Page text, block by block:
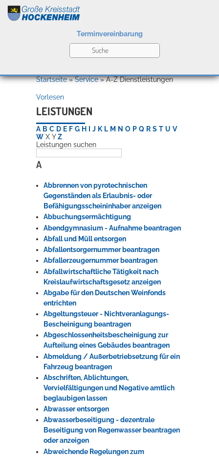
Kultur
Bildung
Wirtschaft
Rathaus
Service
Terminvereinbarung
Willkommen in Hockenheim
Konzerte, Tagungen und vieles mehr
Die Stadthalle Hockenheim bietet den perfekten Standort für Events
Startseite»Service»A-Z Dienstleistungen
Vorlesen
LEISTUNGEN
A B C D E F G H J K L M N O P Q R S T U V
W X Y Z
Leistungen suchen
A
Abbrennen von pyrotechnischen
Gegenständen als Erlaubnis- oder
Befähigungsscheininhaber anzeigen
Abbuchungsermächtigung
Abendgymnasium - Aufnahme beantragen
Abfall und Müll entsorgen
Abfallentsorgernummer beantragen
Abfallerzeugernummer beantragen
Abfallwirtschaftliche Tätigkeit nach
Kreislaufwirtschaftsgesetz anzeigen
Abgabe für den Deutschen Weinfonds
entrichten
Abgeltungsteuer - Nichtveranlagungs-
Bescheinigung beantragen
Abgeschlossenheitsbescheinigung zur
Aufteilung eines Gebäudes beantragen
Abmeldung / Außerbetriebsetzung für ein
Fahrzeug beantragen
Abschriften, Ablichtungen,
Vervielfältigungen und Negative amtlich
beglaubigen lassen
Abwasser entsorgen
Abwasserbeseitigung - dezentrale
Beseitigung von Regenwasser beantragen
oder anzeigen
Abweichende Regelungen zum